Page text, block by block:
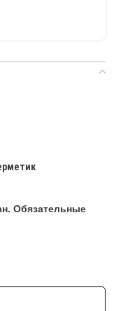
Обязательные